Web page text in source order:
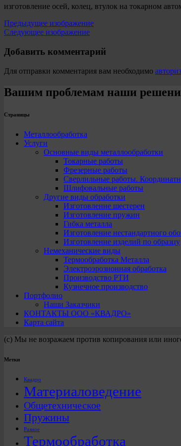
изготовление осей, колец, втулок на токарном
Предыдущее изображение
Следующее изображение
Добавить комментарий
Для отправки комментария вам необходимо
Вашим проблемам наши
Страницы
Металлообработка
Услуги
Основные виды металлообработки
Токарные работы
Фрезерные работы
Сверлильные работы.
Шлифовальные работы
Другие виды обработки
Изготовление шестерен
Изготовление пружин
Гибка металла
Изготовление нестандартного
Изготовление изделий по образцу
Немеханические виды
Термообработка Металла
Электроэрозионная обработка
Производство РТИ
Кузнечное производство
Портфолио
Наши Заказчики
КОНТАКТЫ ООО «КВАДРО»
Карта сайта
(с) Мы не возражаем против копирования или
Метки
Квадро
Материаловедение
Общетехническое
Пружины
Разное
Термообработка